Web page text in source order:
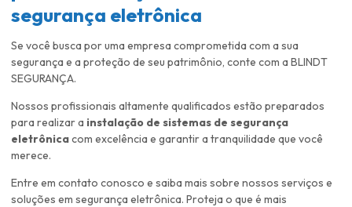
segurança eletrônica
Se você busca por uma empresa comprometida com a sua
segurança e a proteção de seu patrimônio, conte com a BLINDT
SEGURANÇA.
Nossos profissionais altamente qualificados estão preparados
para realizar a instalação de sistemas de segurança
eletrônicacom excelência e garantir a tranquilidade que você
merece.
Entre em contato conosco e saiba mais sobre nossos serviços e
soluções em segurança eletrônica. Proteja o que é mais